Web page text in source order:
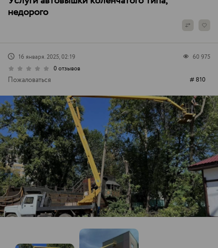
недорого
16 января. 2025, 02:19
60 975
0 отзывов
Пожаловаться # 810